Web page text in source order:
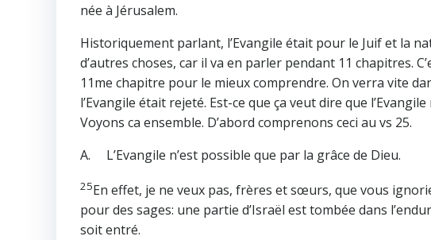
née à Jérusalem.
Historiquement parlant, l’Evangile était pour le Juif et la
d’autres choses, car il va en parler pendant 11 chapitres.
11me chapitre pour le mieux comprendre. On verra vite
l’Evangile était rejeté. Est-ce que ça veut dire que l’Evangile
Voyons ca ensemble. D’abord comprenons ceci au vs 25.
A. L’Evangile n’est possible que par la grâce de Dieu.
25En effet, je ne veux pas, frères et sœurs, que vous
pour des sages: une partie d’Israël est tombée dans
soit entré.